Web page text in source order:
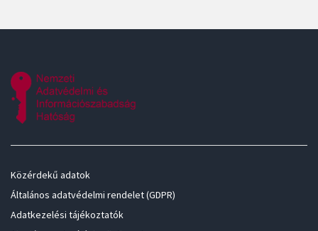
Közérdekű adatok
Általános adatvédelmi rendelet (GDPR)
Adatkezelési tájékoztatók